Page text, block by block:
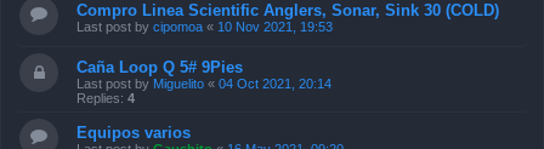
Compro Linea Scientific Anglers, Sonar, Sink 30 (COLD)
Last post by cipomoa « 10 Nov 2021, 19:53
Caña Loop Q 5# 9Pies
Last post by Miguelito « 04 Oct 2021, 20:14
Replies: 4
Equipos varios